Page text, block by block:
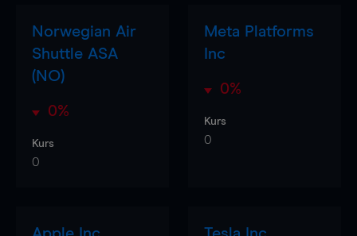
Norwegian Air
Shuttle ASA
(NO)
0%
Kurs
0
Meta Platforms
Inc
0%
Kurs
0